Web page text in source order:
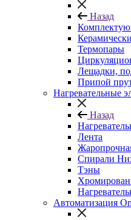
Назад
Термопары
Лещадки,
Припой
Нагревательные
Назад
Лента
Спирали
Тэны
Автоматизация